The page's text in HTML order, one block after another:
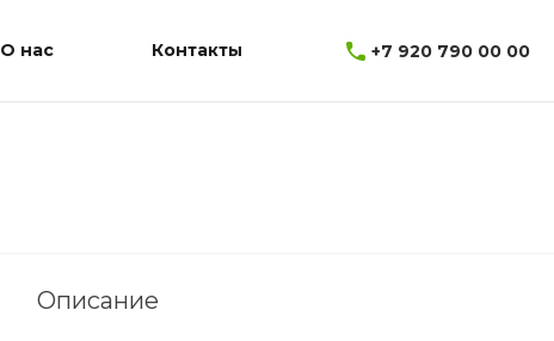
О нас Контакты +7 920 790 00 00
Описание